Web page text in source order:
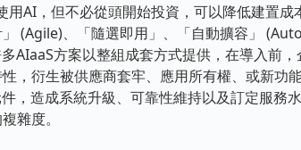
AI，但不必從頭開始投資，可以降低建置成
(Agile)、「隨選即用」、「自動擴容」
AIaaS方案以整組成套方式提供，在導入前
，衍生被供應商套牢、應用所有權、或新功
，造成系統升級、可靠性維持以及訂定服務
雜度。